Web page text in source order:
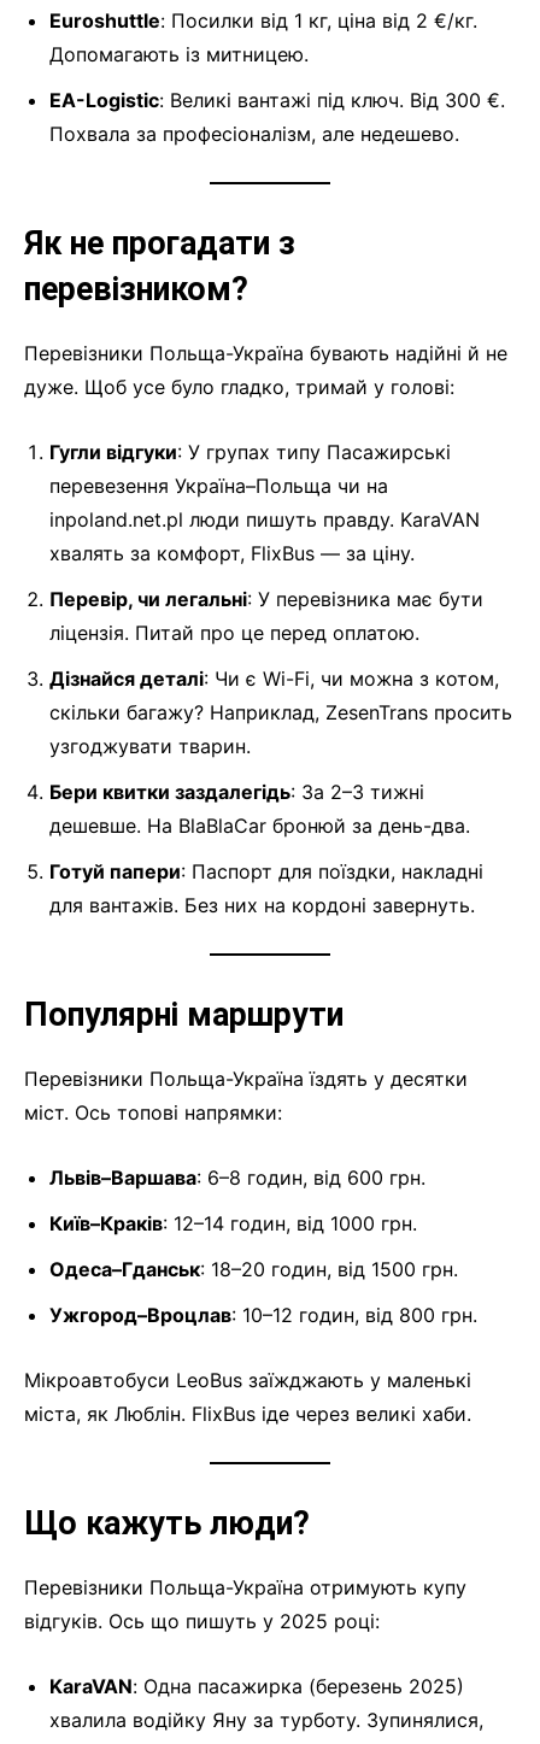
Euroshuttle: Посилки від 1 кг, ціна від 2 €/кг.
Допомагають із митницею.
EA-Logistic: Великі вантажі під ключ. Від 300 €.
Похвала за професіоналізм, але недешево.
Як не прогадати з
перевізником?
Перевізники Польща-Україна бувають надійні й не
дуже. Щоб усе було гладко, тримай у голові:
Гугли відгуки: У групах типу Пасажирські
перевезення Україна–Польща чи на
inpoland.net.pl люди пишуть правду. KaraVAN
хвалять за комфорт, FlixBus — за ціну.
Перевір, чи легальні: У перевізника має бути
ліцензія. Питай про це перед оплатою.
Дізнайся деталі: Чи є Wi-Fi, чи можна з котом,
скільки багажу? Наприклад, ZesenTrans просить
узгоджувати тварин.
Бери квитки заздалегідь: За 2–3 тижні
дешевше. На BlaBlaCar бронюй за день-два.
Готуй папери: Паспорт для поїздки, накладні
для вантажів. Без них на кордоні завернуть.
Популярні маршрути
Перевізники Польща-Україна їздять у десятки
міст. Ось топові напрямки:
Львів–Варшава: 6–8 годин, від 600 грн.
Київ–Краків: 12–14 годин, від 1000 грн.
Одеса–Гданськ: 18–20 годин, від 1500 грн.
Ужгород–Вроцлав: 10–12 годин, від 800 грн.
Мікроавтобуси LeoBus заїжджають у маленькі
міста, як Люблін. FlixBus іде через великі хаби.
Що кажуть люди?
Перевізники Польща-Україна отримують купу
відгуків. Ось що пишуть у 2025 році:
KaraVAN: Одна пасажирка (березень 2025)
хвалила водійку Яну за турботу. Зупинялися,